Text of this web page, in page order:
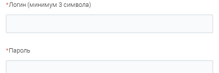
*Логин (минимум 3 символа)
*Пароль